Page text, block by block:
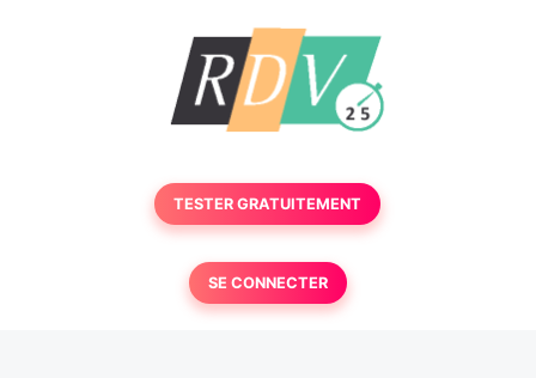
TESTER GRATUITEMENT
SE CONNECTER